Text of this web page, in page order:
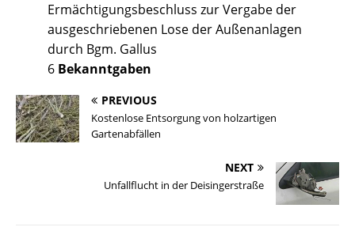
Ermächtigungsbeschluss zur Vergabe der
ausgeschriebenen Lose der Außenanlagen
durch Bgm. Gallus
6 Bekanntgaben
PREVIOUS
Kostenlose Entsorgung von holzartigen
Gartenabfällen
NEXT
Unfallflucht in der Deisingerstraße